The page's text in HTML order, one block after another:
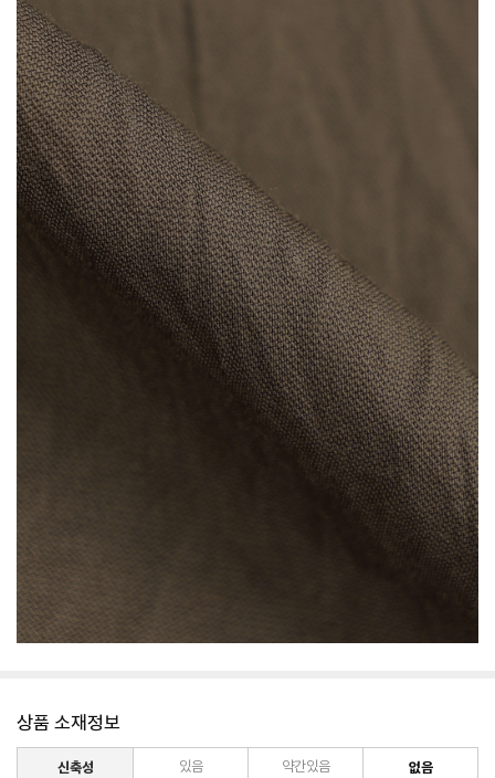
상품 소재정보
신축성 있음 약간있음 없음